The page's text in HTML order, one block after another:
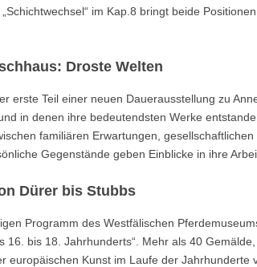
im Kap.8 bringt beide
Droste Welten
erste Teil einer neuen Dauerausstellung zu
in denen ihre bedeutendsten Werke
familiären Erwartungen,
Gegenstände geben Einblicke in ihre
Dürer bis Stubbs
Programm des Westfälischen
16. bis 18. Jahrhunderts“. Mehr als 40
europäischen Kunst im Laufe der Jahrhunderte